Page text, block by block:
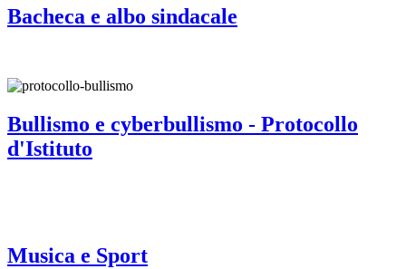
Bacheca e albo sindacale
Bullismo e cyberbullismo - Protocollo
d'Istituto
Musica e Sport